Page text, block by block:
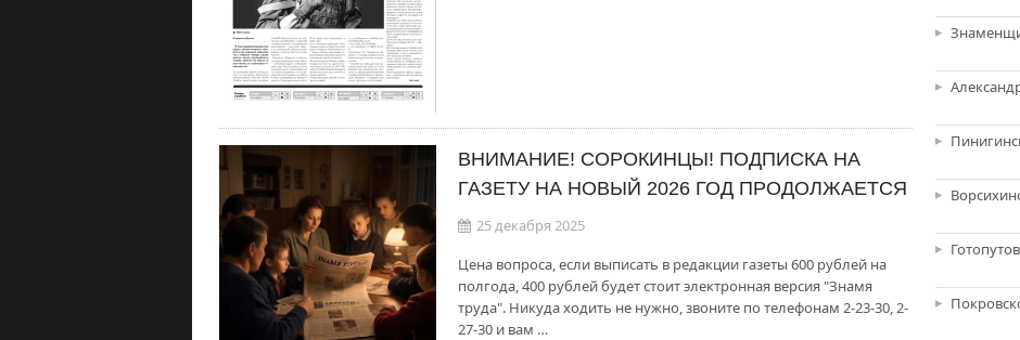
ВНИМАНИЕ! СОРОКИНЦЫ! ПОДПИСКА НА
ГАЗЕТУ НА НОВЫЙ 2026 ГОД ПРОДОЛЖАЕТСЯ
25 декабря 2025
Цена вопроса, если выписать в редакции газеты 600 рублей на
полгода, 400 рублей будет стоит электронная версия "Знамя
труда". Никуда ходить не нужно, звоните по телефонам 2-23-30, 2-
27-30 и вам …